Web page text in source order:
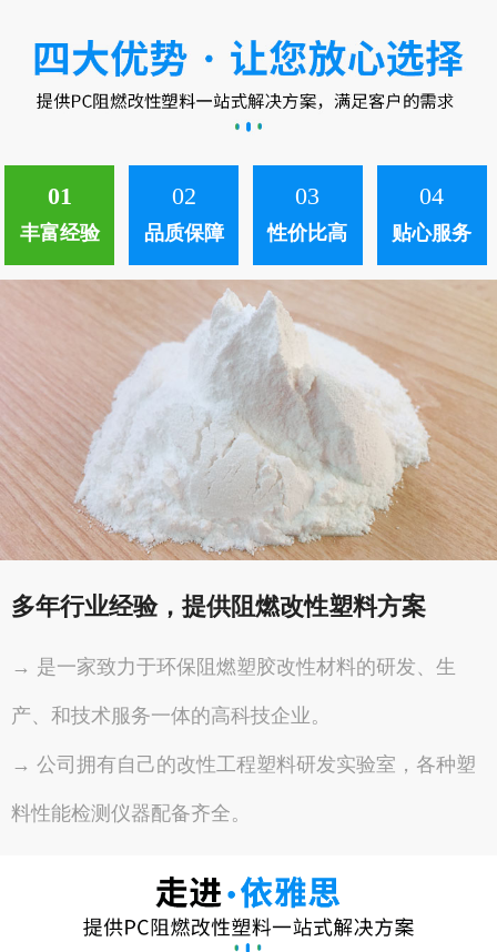
01
丰富经验
02
品质保障
03
性价比高
04
贴心服务
多年行业经验，提供阻燃改性塑料方案
→ 是一家致力于环保阻燃塑胶改性材料的研发、生
产、和技术服务一体的高科技企业。
→ 公司拥有自己的改性工程塑料研发实验室，各种塑
料性能检测仪器配备齐全。